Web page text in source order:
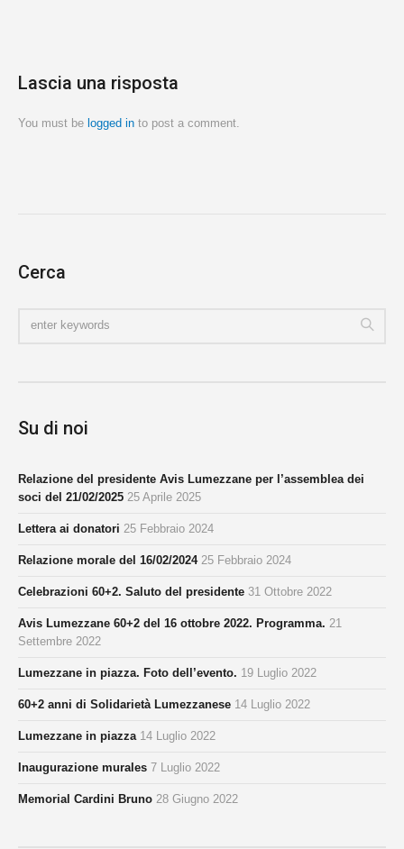
Lascia una risposta
You must be logged in to post a comment.
Cerca
Su di noi
Relazione del presidente Avis Lumezzane per l’assemblea dei
soci del 21/02/2025 25 Aprile 2025
Lettera ai donatori 25 Febbraio 2024
Relazione morale del 16/02/2024 25 Febbraio 2024
Celebrazioni 60+2. Saluto del presidente 31 Ottobre 2022
Avis Lumezzane 60+2 del 16 ottobre 2022. Programma. 21
Settembre 2022
Lumezzane in piazza. Foto dell’evento. 19 Luglio 2022
60+2 anni di Solidarietà Lumezzanese 14 Luglio 2022
Lumezzane in piazza 14 Luglio 2022
Inaugurazione murales 7 Luglio 2022
Memorial Cardini Bruno 28 Giugno 2022